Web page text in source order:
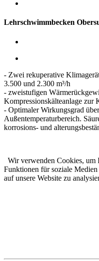
Lehrschwimmbecken
- Zwei rekuperative
3.500 und 2.300 m³/h
- zweistufigen
Kompressionskälteanlage zur
- Optimaler Wirkungsgrad
Außentemperaturbereich.
korrosions- und
Wir verwenden Cookies, um
Funktionen für soziale
auf unsere Website zu